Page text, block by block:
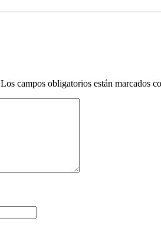
Los campos obligatorios están marcados